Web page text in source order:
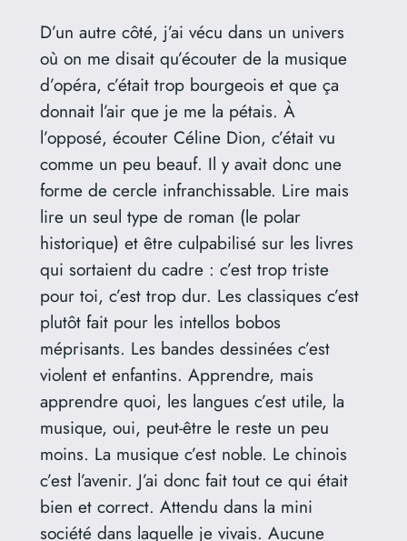
D’un autre côté, j’ai vécu dans un univers
où on me disait qu’écouter de la musique
d’opéra, c’était trop bourgeois et que ça
donnait l’air que je me la pétais. À
l’opposé, écouter Céline Dion, c’était vu
comme un peu beauf. Il y avait donc une
forme de cercle infranchissable. Lire mais
lire un seul type de roman (le polar
historique) et être culpabilisé sur les livres
qui sortaient du cadre : c’est trop triste
pour toi, c’est trop dur. Les classiques c’est
plutôt fait pour les intellos bobos
méprisants. Les bandes dessinées c’est
violent et enfantins. Apprendre, mais
apprendre quoi, les langues c’est utile, la
musique, oui, peut-être le reste un peu
moins. La musique c’est noble. Le chinois
c’est l’avenir. J’ai donc fait tout ce qui était
bien et correct. Attendu dans la mini
société dans laquelle je vivais. Aucune